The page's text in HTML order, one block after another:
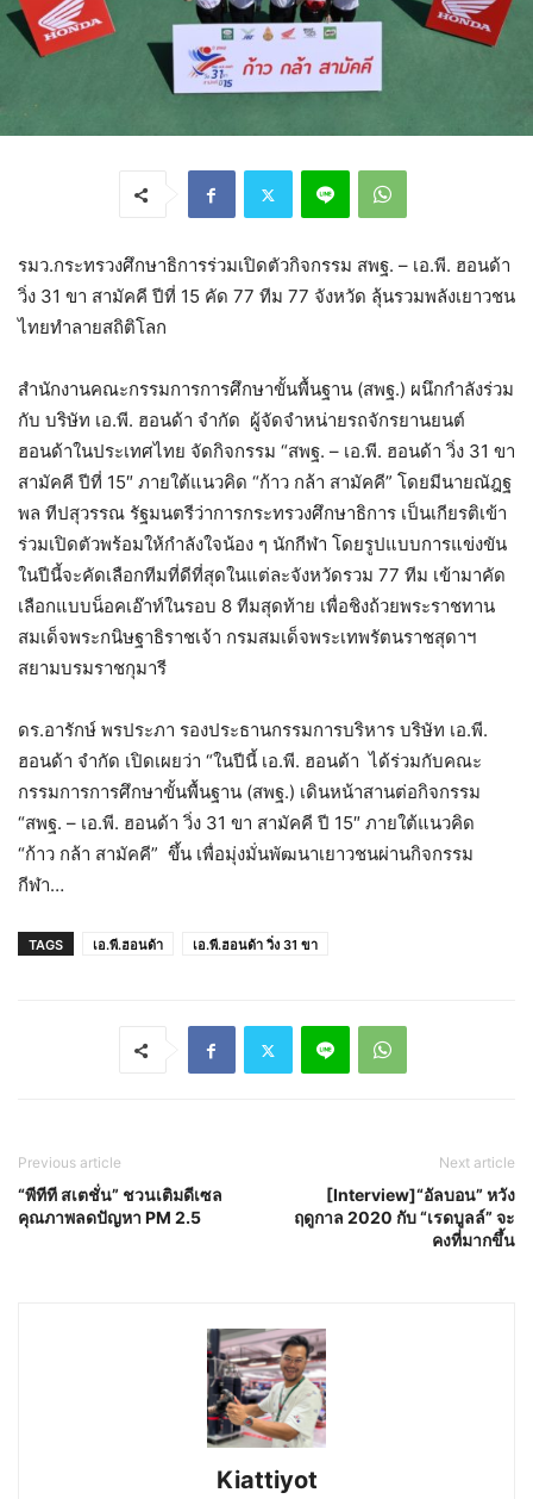
รมว.กระทรวงศึกษาธิการร่วมเปิดตัวกิจกรรม สพฐ. – เอ.พี. ฮอนด้า
วิ่ง 31 ขา สามัคคี ปีที่ 15 คัด 77 ทีม 77 จังหวัด ลุ้นรวมพลังเยาวชน
ไทยทำลายสถิติโลก
สำนักงานคณะกรรมการการศึกษาขั้นพื้นฐาน (สพฐ.) ผนึกกำลังร่วม
กับ บริษัท เอ.พี. ฮอนด้า จำกัด ผู้จัดจำหน่ายรถจักรยานยนต์
ฮอนด้าในประเทศไทย จัดกิจกรรม “สพฐ. – เอ.พี. ฮอนด้า วิ่ง 31 ขา
สามัคคี ปีที่ 15″ ภายใต้แนวคิด “ก้าว กล้า สามัคคี” โดยมีนายณัฎฐ
พล ทีปสุวรรณ รัฐมนตรีว่าการกระทรวงศึกษาธิการ เป็นเกียรติเข้า
ร่วมเปิดตัวพร้อมให้กำลังใจน้อง ๆ นักกีฬา โดยรูปแบบการแข่งขัน
ในปีนี้จะคัดเลือกทีมที่ดีที่สุดในแต่ละจังหวัดรวม 77 ทีม เข้ามาคัด
เลือกแบบน็อคเอ๊าท์ในรอบ 8 ทีมสุดท้าย เพื่อชิงถ้วยพระราชทาน
สมเด็จพระกนิษฐาธิราชเจ้า กรมสมเด็จพระเทพรัตนราชสุดาฯ
สยามบรมราชกุมารี
ดร.อารักษ์ พรประภา รองประธานกรรมการบริหาร บริษัท เอ.พี.
ฮอนด้า จำกัด เปิดเผยว่า “ในปีนี้ เอ.พี. ฮอนด้า ได้ร่วมกับคณะ
กรรมการการศึกษาขั้นพื้นฐาน (สพฐ.) เดินหน้าสานต่อกิจกรรม
“สพฐ. – เอ.พี. ฮอนด้า วิ่ง 31 ขา สามัคคี ปี 15″ ภายใต้แนวคิด
“ก้าว กล้า สามัคคี” ขึ้น เพื่อมุ่งมั่นพัฒนาเยาวชนผ่านกิจกรรม
กีฬา…
TAGS เอ.พี.ฮอนด้า เอ.พี.ฮอนด้า วิ่ง 31 ขา
Previous article
“พีทีที สเตชั่น” ชวนเติมดีเซล
คุณภาพลดปัญหา PM 2.5
Next article
[Interview]“อัลบอน” หวัง
ฤดูกาล 2020 กับ “เรดบูลล์” จะ
คงที่มากขึ้น
Kiattiyot